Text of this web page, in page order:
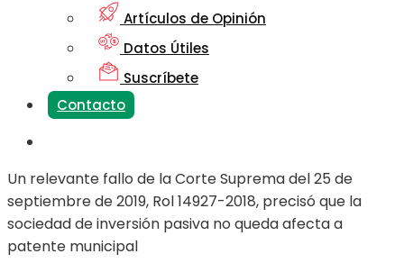
Artículos de Opinión
Datos Útiles
Suscríbete
Contacto
Un relevante fallo de la Corte Suprema del 25 de
septiembre de 2019, Rol 14927-2018, precisó que la
sociedad de inversión pasiva no queda afecta a
patente municipal